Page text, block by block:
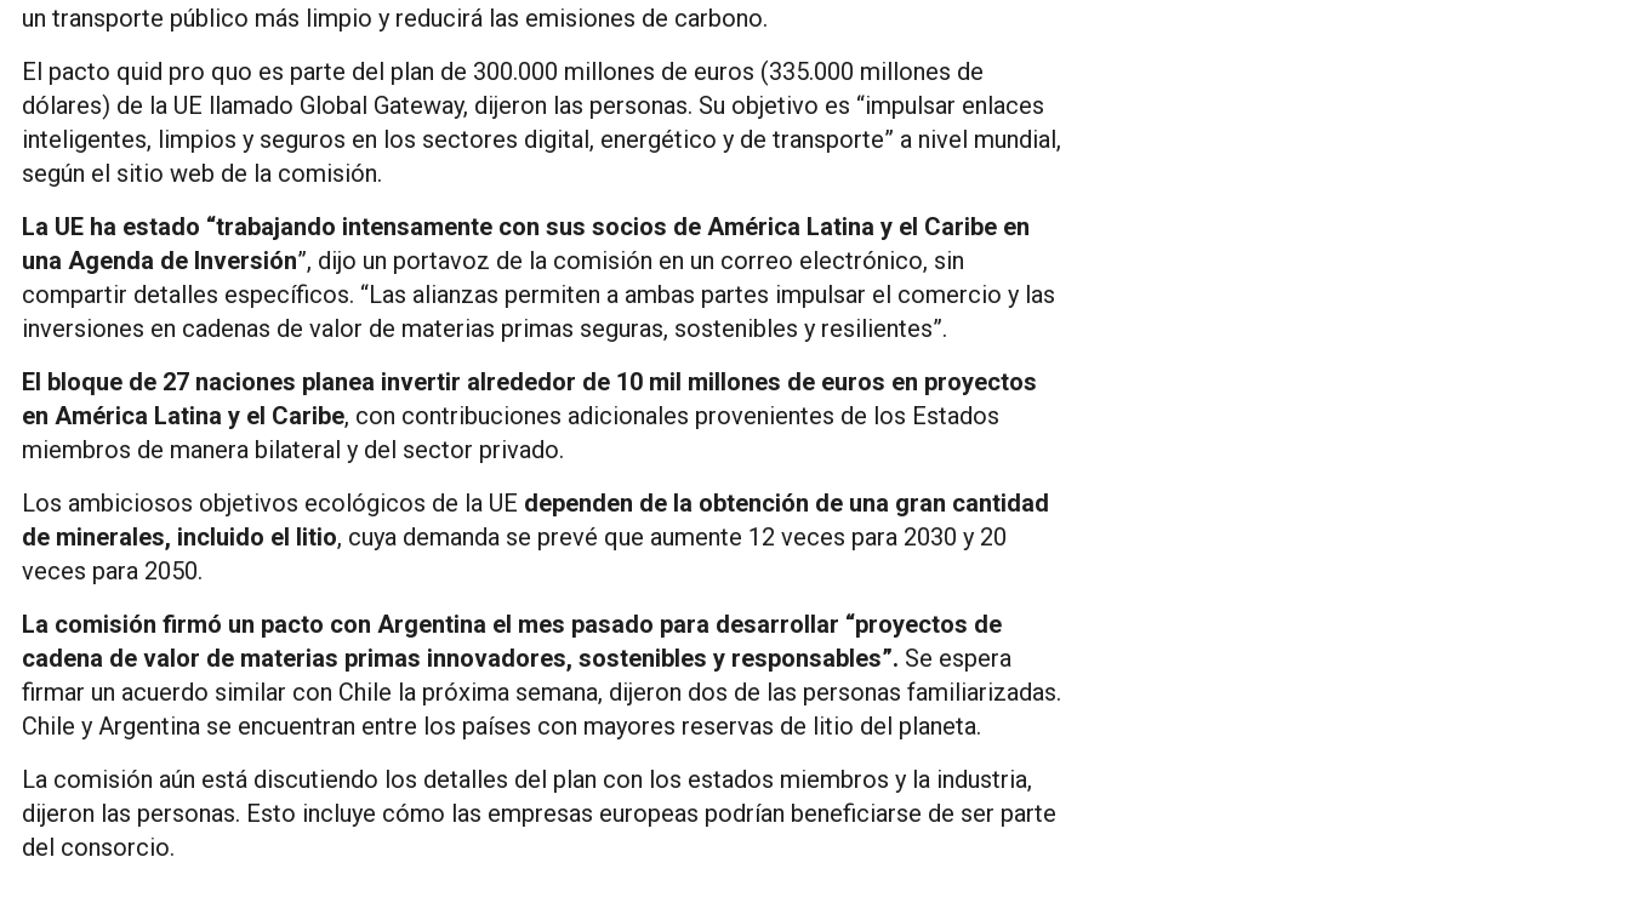
un transporte público más limpio y reducirá las emisiones de carbono.
El pacto quid pro quo es parte del plan de 300.000 millones de euros (335.000 millones de
dólares) de la UE llamado Global Gateway, dijeron las personas. Su objetivo es “impulsar enlaces
inteligentes, limpios y seguros en los sectores digital, energético y de transporte” a nivel mundial,
según el sitio web de la comisión.
La UE ha estado “trabajando intensamente con sus socios de América Latina y el Caribe en
una Agenda de Inversión”, dijo un portavoz de la comisión en un correo electrónico, sin
compartir detalles específicos. “Las alianzas permiten a ambas partes impulsar el comercio y las
inversiones en cadenas de valor de materias primas seguras, sostenibles y resilientes”.
El bloque de 27 naciones planea invertir alrededor de 10 mil millones de euros en proyectos
en América Latina y el Caribe, con contribuciones adicionales provenientes de los Estados
miembros de manera bilateral y del sector privado.
Los ambiciosos objetivos ecológicos de la UE dependen de la obtención de una gran cantidad
de minerales, incluido el litio, cuya demanda se prevé que aumente 12 veces para 2030 y 20
veces para 2050.
La comisión firmó un pacto con Argentina el mes pasado para desarrollar “proyectos de
cadena de valor de materias primas innovadores, sostenibles y responsables”. Se espera
firmar un acuerdo similar con Chile la próxima semana, dijeron dos de las personas familiarizadas.
Chile y Argentina se encuentran entre los países con mayores reservas de litio del planeta.
La comisión aún está discutiendo los detalles del plan con los estados miembros y la industria,
dijeron las personas. Esto incluye cómo las empresas europeas podrían beneficiarse de ser parte
del consorcio.